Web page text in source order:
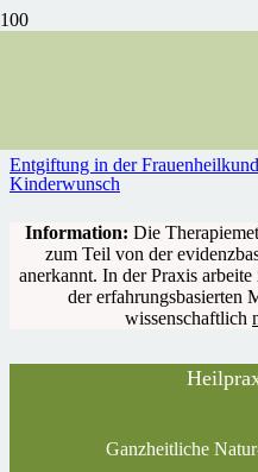
Entgiftung in der
Kinderwunsch
Information: Die
zum Teil von der
anerkannt. In der Praxis
der erfahrungsbasierten
wissenschaftlich
Ganzheitliche